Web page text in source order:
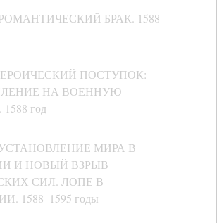
РОМАНТИЧЕСКИЙ БРАК. 1588
ГЕРОИЧЕСКИЙ ПОСТУПОК:
НА ВОЕННУЮ
год
УСТАНОВЛЕНИЕ МИРА В
И НОВЫЙ ВЗРЫВ
СИЛ. ЛОПЕ В
1588–1595 годы